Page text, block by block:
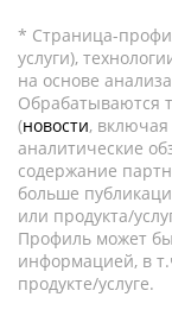
* Страница-
услуги),
на основе
Обрабатываются
(новости,
аналитические
содержание
больше
или продукта/
Профиль может
информацией, в
продукте/услуге.